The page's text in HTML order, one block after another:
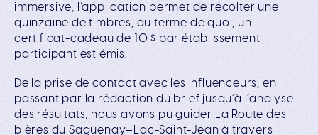
immersive, l’application permet de récolter une
quinzaine de timbres, au terme de quoi, un
certificat-cadeau de 10 $ par établissement
participant est émis.
De la prise de contact avec les influenceurs, en
passant par la rédaction du brief jusqu’à l’analyse
des résultats, nous avons pu guider
La Route des
bières du Saguenay–Lac-Saint-Jean à travers